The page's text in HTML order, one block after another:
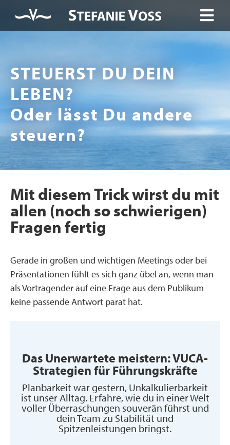
STEUERST DU DEIN
LEBEN?
Oder lässt Du andere
steuern?
Mit diesem Trick wirst du mit
allen (noch so schwierigen)
Fragen fertig
Gerade in großen und wichtigen Meetings oder bei
Präsentationen fühlt es sich ganz übel an, wenn man
als Vortragender auf eine Frage aus dem Publikum
keine passende Antwort parat hat.
Das Unerwartete meistern: VUCA-
Strategien für Führungskräfte
Planbarkeit war gestern, Unkalkulierbarkeit
ist unser Alltag. Erfahre, wie du in einer Welt
voller Überraschungen souverän führst und
dein Team zu Stabilität und
Spitzenleistungen bringst.